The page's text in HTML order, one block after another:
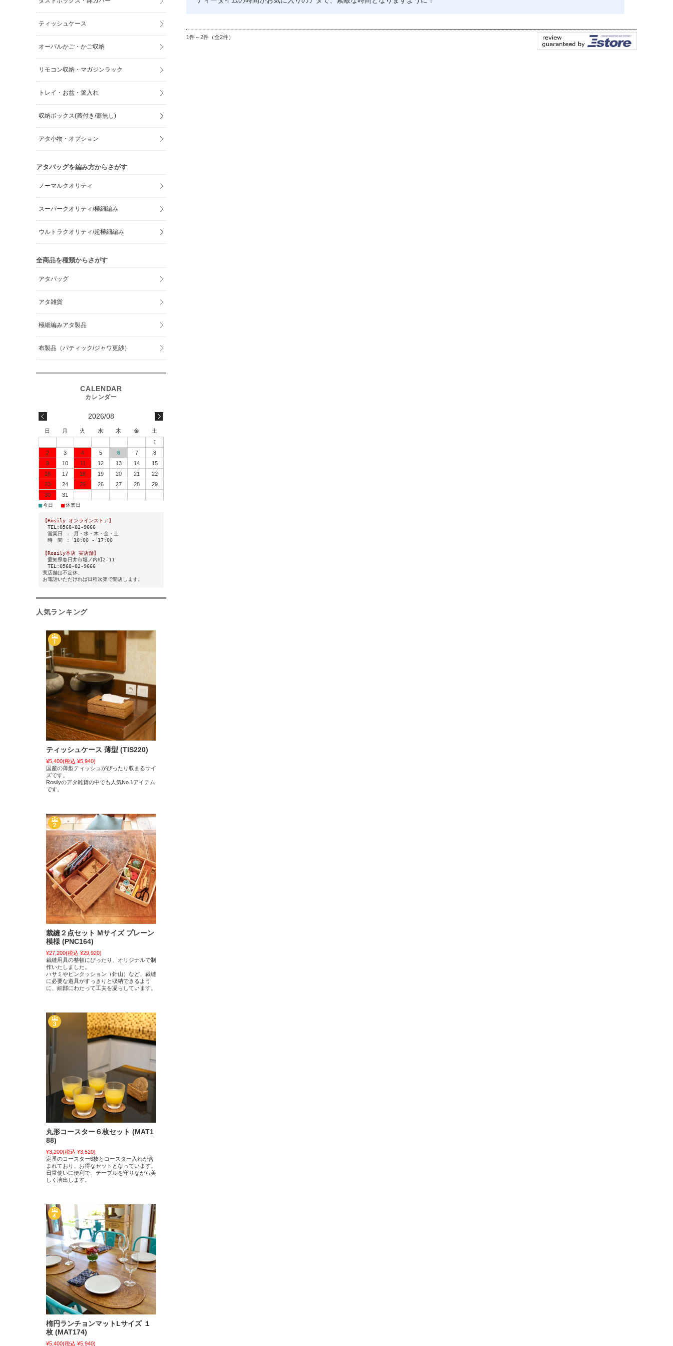
1件～2件（全2件）
ティッシュケース
オーバルかご・かご収納
リモコン収納・マガジンラック
トレイ・お盆・箸入れ
収納ボックス(蓋付き/蓋無し)
アタ小物・オプション
アタバッグを編み方からさがす
ノーマルクオリティ
スーパークオリティ/極細編み
ウルトラクオリティ/超極細編み
全商品を種類からさがす
アタバッグ
アタ雑貨
極細編みアタ製品
布製品（バティック/ジャワ更紗）
2026/08
日 月 火 水 木 金
土
1
2
3 4 5 6 7
8
9
10 11 12 13 14
15
16
17 18 19 20 21
22
23
24 25 26 27 28
29
30
31
■今日 ■休業日
【Rosily オンラインストア】
TEL:0568-82-9666
営業日 ： 月・水・木・金・土
時 間 ： 10:00 - 17:00
【Rosily本店 実店舗】
愛知県春日井市堀ノ内町2-11
TEL:0568-82-9666
実店舗は不定休、
お電話いただければ日程次第で開店します。
人気ランキング
ティッシュケース 薄型 (TIS220)
¥5,400(税込 ¥5,940)
国産の薄型ティッシュがぴったり収まるサイ
ズです。
Rosilyのアタ雑貨の中でも人気No.1アイテム
です。
裁縫２点セット Mサイズ プレーン
模様 (PNC164)
¥27,200(税込 ¥29,920)
裁縫用具の整頓にぴったり、オリジナルで制
作いたしました。
ハサミやピンクッション（針山）など、裁縫
に必要な道具がすっきりと収納できるよう
に、細部にわたって工夫を凝らしています。
丸形コースター６枚セット (MAT1
88)
¥3,200(税込 ¥3,520)
定番のコースター6枚とコースター入れが含
まれており、お得なセットとなっています。
日常使いに便利で、テーブルを守りながら美
しく演出します。
楕円ランチョンマットLサイズ １
枚 (MAT174)
¥5,400(税込 ¥5,940)